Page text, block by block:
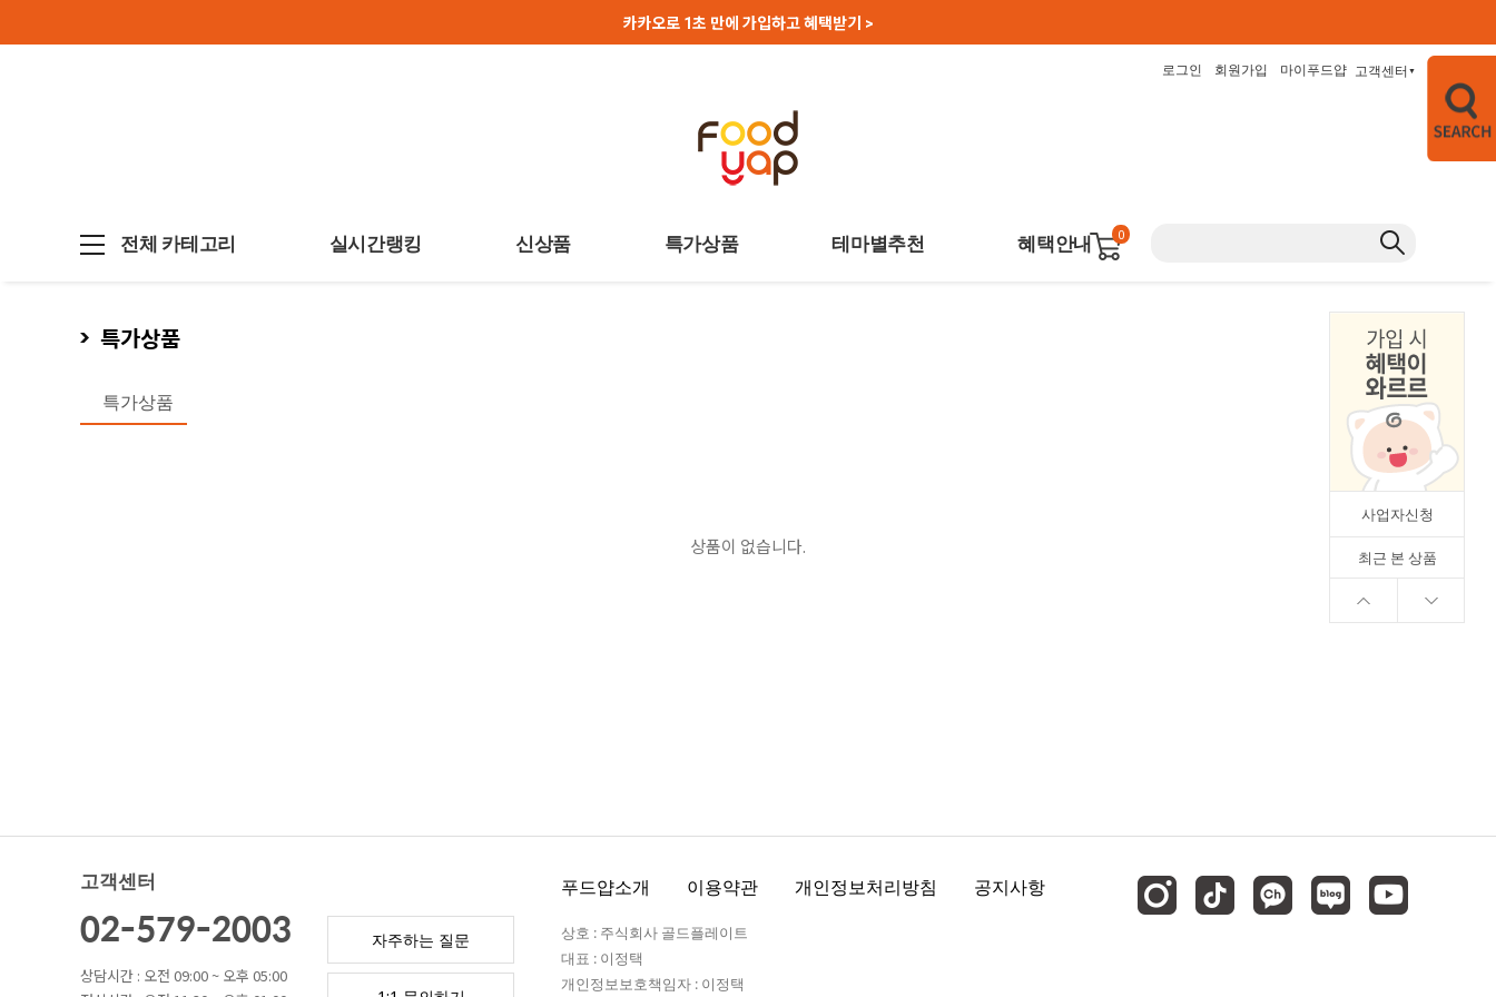
카카오로 1초 만에 가입하고 혜택받기 >
로그인 회원가입 마이푸드얍 고객센터 ▼
전체 카테고리 실시간랭킹 신상품 특가상품 테마별추천 혜택안내 0
사업자신청
최근 본 상품
특가상품
특가상품
상품이 없습니다.
고객센터
02-579-2003
상담시간 : 오전 09:00 ~ 오후 05:00
자주하는 질문
푸드얍소개 이용약관 개인정보처리방침 공지사항
상호 : 주식회사 골드플레이트
대표 : 이정택
개인정보보호책임자 : 이정택